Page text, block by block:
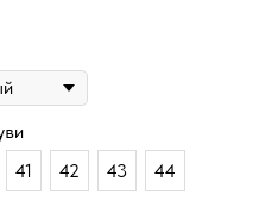
41 42 43 44